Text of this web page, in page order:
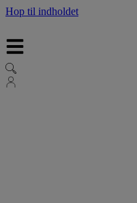
Hop til indholdet